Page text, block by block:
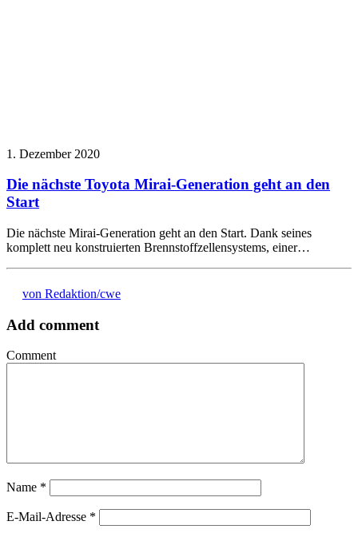
1. Dezember 2020
Die nächste Toyota Mirai-Generation geht an den
Start
Die nächste Mirai-Generation geht an den Start. Dank seines
komplett neu konstruierten Brennstoffzellensystems, einer…
von Redaktion/cwe
Add comment
Comment
Name *
E-Mail-Adresse *